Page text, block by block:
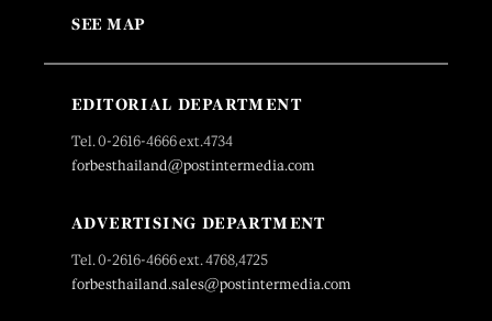
SEE MAP
EDITORIAL DEPARTMENT
Tel. 0-2616-4666 ext.4734
forbesthailand@postintermedia.com
ADVERTISING DEPARTMENT
Tel. 0-2616-4666 ext. 4768,4725
forbesthailand.sales@postintermedia.com